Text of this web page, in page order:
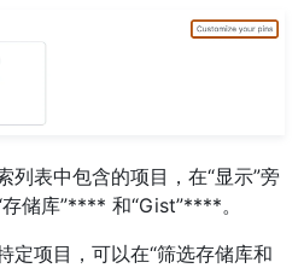
列表中包含的项目，在“显示”旁
储库”**** 和“Gist”****。
定项目，可以在“筛选存储库和